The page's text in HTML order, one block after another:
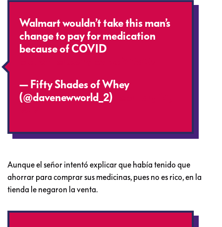
Walmart wouldn’t take this man’s
change to pay for medication
because of COVID
— Fifty Shades of Whey
(@davenewworld_2)
Aunque el señor intentó explicar que había tenido que
ahorrar para comprar sus medicinas, pues no es rico, en la
tienda le negaron la venta.